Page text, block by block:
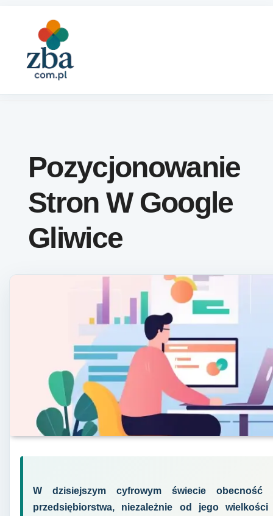
Pozycjonowanie
Stron W Google
Gliwice
W dzisiejszym cyfrowym świecie
przedsiębiorstwa, niezależnie od jego